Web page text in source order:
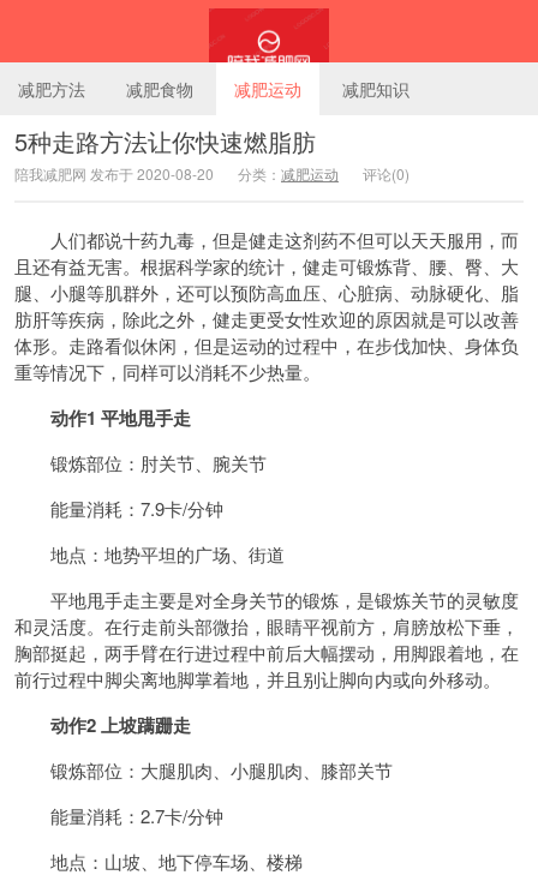
陪我减肥网
减肥方法 减肥食物 减肥运动 减肥知识
5种走路方法让你快速燃脂肪
陪我减肥网 发布于 2020-08-20 分类： 减肥运动 评论(0)
人们都说十药九毒，但是健走这剂药不但可以天天服用，而
且还有益无害。根据科学家的统计，健走可锻炼背、腰、臀、大
腿、小腿等肌群外，还可以预防高血压、心脏病、动脉硬化、脂
肪肝等疾病，除此之外，健走更受女性欢迎的原因就是可以改善
体形。走路看似休闲，但是运动的过程中，在步伐加快、身体负
重等情况下，同样可以消耗不少热量。
动作1 平地甩手走
锻炼部位：肘关节、腕关节
能量消耗：7.9卡/分钟
地点：地势平坦的广场、街道
平地甩手走主要是对全身关节的锻炼，是锻炼关节的灵敏度
和灵活度。在行走前头部微抬，眼睛平视前方，肩膀放松下垂，
胸部挺起，两手臂在行进过程中前后大幅摆动，用脚跟着地，在
前行过程中脚尖离地脚掌着地，并且别让脚向内或向外移动。
动作2 上坡蹒跚走
锻炼部位：大腿肌肉、小腿肌肉、膝部关节
能量消耗：2.7卡/分钟
地点：山坡、地下停车场、楼梯